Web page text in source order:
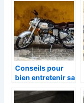
Conseils pour
bien entretenir sa